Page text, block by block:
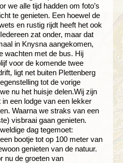
we alle tijd hadden om foto’s
te genieten. Een hoewel de
en rustig rijdt heeft het ook
zat onder, maar dat
in Knysna aangekomen,
wachten met de bus. Hij
voor de komende twee
ligt net buiten Plettenberg
tot de vorige
nu het huisje delen.Wij zijn
een lodge van een lekker
Waarna we straks van een
visbraai gaan genieten.
dag tegemoet:
bootje tot op 100 meter van
genieten van de natuur.
nu de groeten van